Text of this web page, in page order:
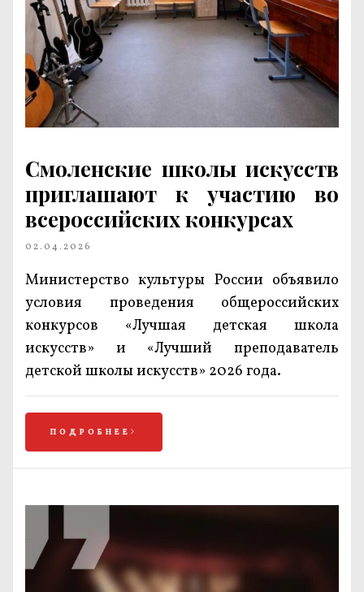
Смоленские школы искусств
приглашают к участию во
всероссийских конкурсах
02.04.2026
Министерство культуры России объявило
условия проведения общероссийских
конкурсов «Лучшая детская школа
искусств» и «Лучший преподаватель
детской школы искусств» 2026 года.
ПОДРОБНЕЕ